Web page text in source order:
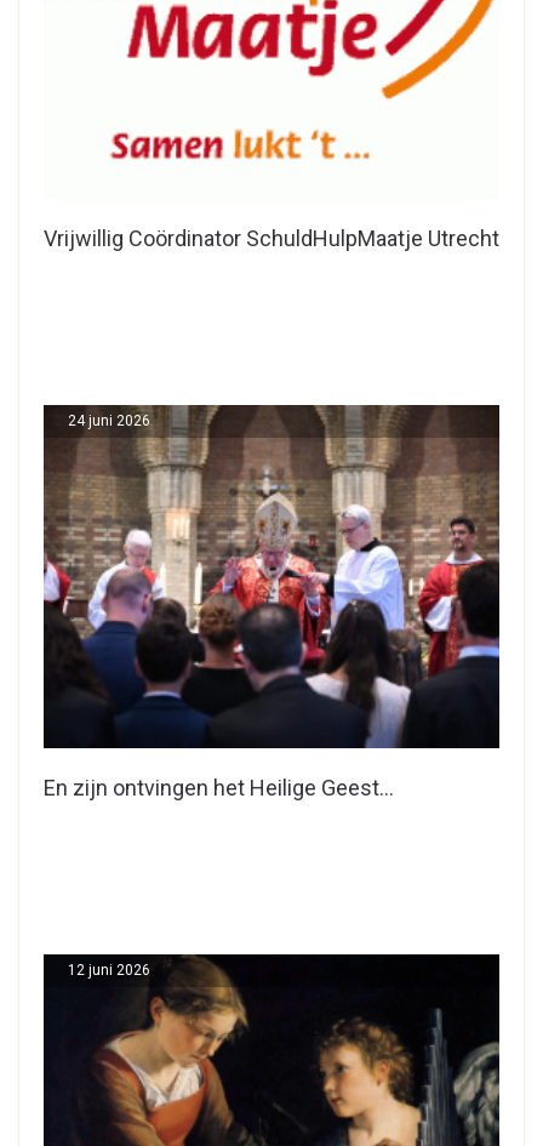
Vrijwillig Coördinator SchuldHulpMaatje Utrecht
En zijn ontvingen het Heilige Geest…
24 juni 2026
12 juni 2026